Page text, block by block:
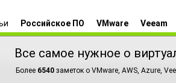
Российское ПО VMware Veeam
Все самое нужное о
Более 6540 заметок о VMware, AWS, Azure,